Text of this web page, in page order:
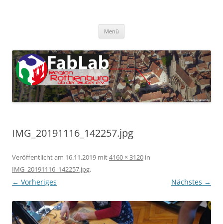
Menü
IMG_20191116_142257.jpg
Veröffentlicht am 16.11.2019 mit4160 × 3120 in
IMG_20191116_142257.jpg.
← Vorheriges Nächstes →